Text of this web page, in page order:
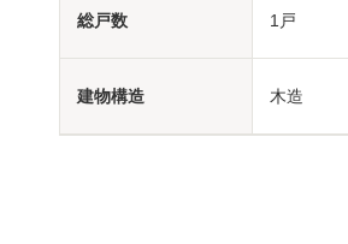
総戸数 1戸
建物構造 木造